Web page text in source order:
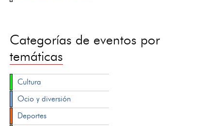
Categorías de eventos por
temáticas
Cultura
Ocio y diversión
Deportes